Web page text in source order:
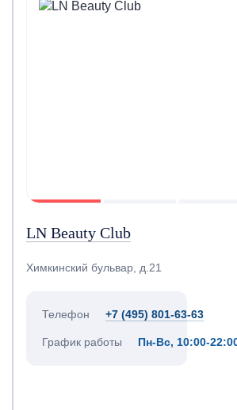
LN Beauty Club
Химкинский бульвар, д.21
Телефон +7 (495) 801-63-63
График работы Пн-Вс, 10:00-